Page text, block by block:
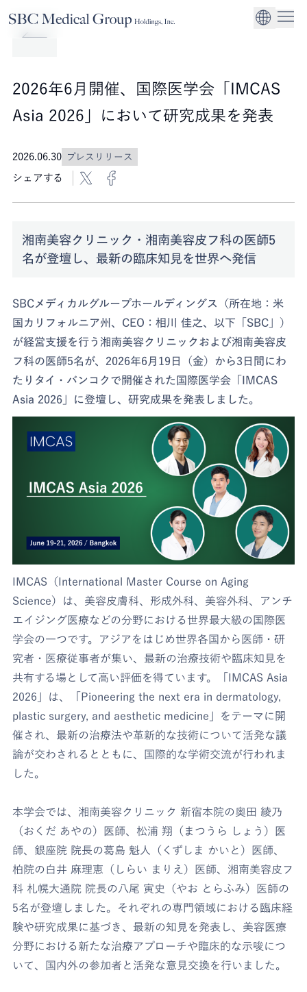
Company
Service
法人事業
Sustainability
ガバナンス
2026年6月開催、国際医学会「IMCAS
Asia 2026」において研究成果を発表
2026.06.30 プレスリリース
シェアする
湘南美容クリニック・湘南美容皮フ科の医師5
名が登壇し、最新の臨床知見を世界へ発信
SBCメディカルグループホールディングス（所在地：米
国カリフォルニア州、CEO：相川 佳之、以下「SBC」）
が経営支援を行う湘南美容クリニックおよび湘南美容皮
フ科の医師5名が、2026年6月19日（金）から3日間にわ
たりタイ・バンコクで開催された国際医学会「IMCAS
Asia 2026」に登壇し、研究成果を発表しました。
IMCAS（International Master Course on Aging
Science）は、美容皮膚科、形成外科、美容外科、アンチ
エイジング医療などの分野における世界最大級の国際医
学会の一つです。アジアをはじめ世界各国から医師・研
究者・医療従事者が集い、最新の治療技術や臨床知見を
共有する場として高い評価を得ています。「IMCAS Asia
2026」は、「Pioneering the next era in dermatology,
plastic surgery, and aesthetic medicine」をテーマに開
催され、最新の治療法や革新的な技術について活発な議
論が交わされるとともに、国際的な学術交流が行われま
した。
本学会では、湘南美容クリニック 新宿本院の奥田 綾乃
（おくだ あやの）医師、松浦 翔（まつうら しょう）医
師、銀座院 院長の葛島 魁人（くずしま かいと）医師、
柏院の白井 麻理恵（しらい まりえ）医師、湘南美容皮フ
科 札幌大通院 院長の八尾 寅史（やお とらふみ）医師の
5名が登壇しました。それぞれの専門領域における臨床経
験や研究成果に基づき、最新の知見を発表し、美容医療
分野における新たな治療アプローチや臨床的な示唆につ
いて、国内外の参加者と活発な意見交換を行いました。